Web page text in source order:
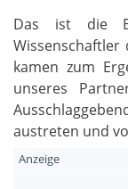
Das ist die
kamen zum
unseres
austreten und